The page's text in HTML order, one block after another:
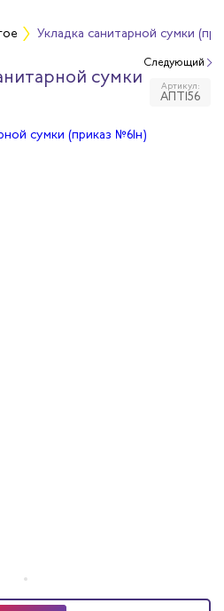
Укладка санитарной сумки
сумки
Артикул:
АПТ156
Следующий